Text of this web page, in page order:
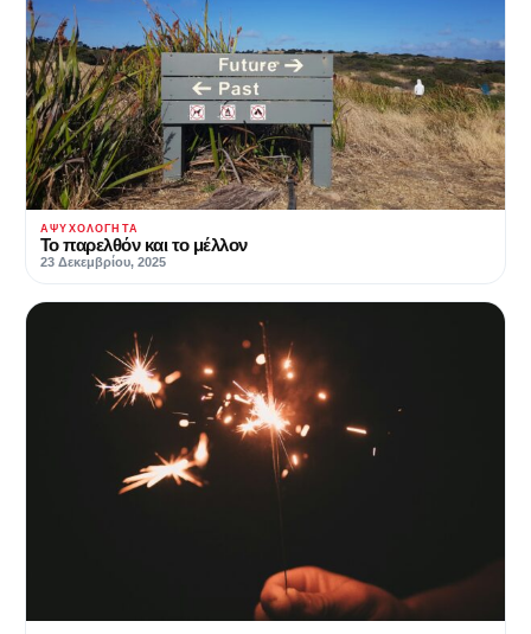
ΑΨΥΧΟΛΌΓΗΤΑ
Το παρελθόν και το μέλλον
23 Δεκεμβρίου, 2025